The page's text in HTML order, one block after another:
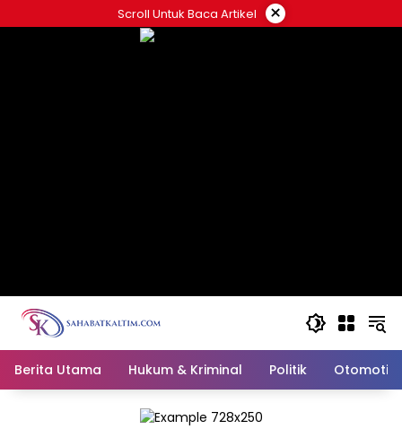
to
Scroll Untuk Baca Artikel ×
Berita Utama Hukum & Kriminal Politik Otomotif